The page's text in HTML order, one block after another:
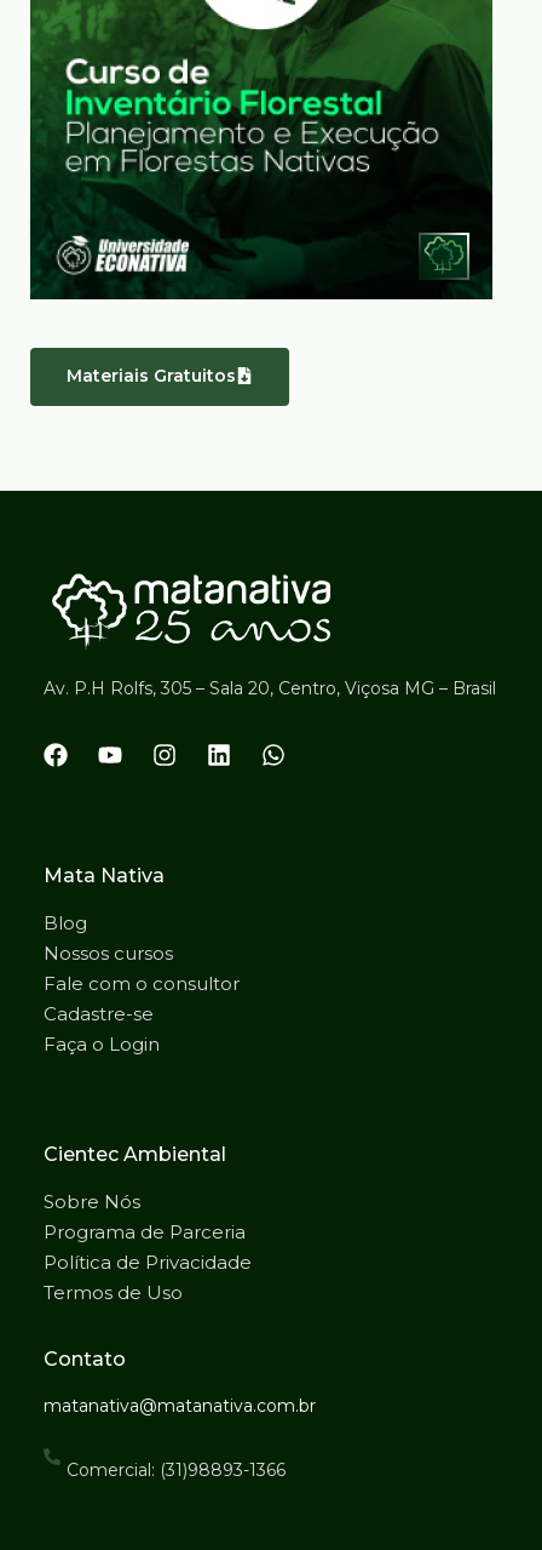
Materiais Gratuitos
Av. P.H Rolfs, 305 – Sala 20, Centro, Viçosa MG – Brasil
Mata Nativa
Blog
Nossos cursos
Fale com o consultor
Cadastre-se
Faça o Login
Cientec Ambiental
Sobre Nós
Programa de Parceria
Política de Privacidade
Termos de Uso
Contato
matanativa@matanativa.com.br
Comercial: (31)98893-1366